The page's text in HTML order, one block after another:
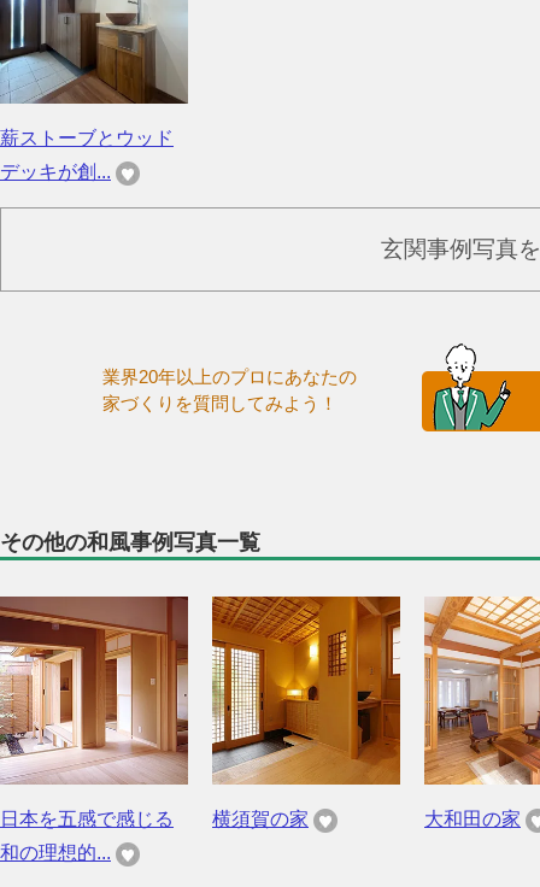
薪ストーブとウッド
デッキが創...
玄関事例写真
業界20年以上のプロにあなたの
家づくりを質問してみよう！
その他の和風事例写真一覧
日本を五感で感じる
和の理想的...
横須賀の家 大和田の家